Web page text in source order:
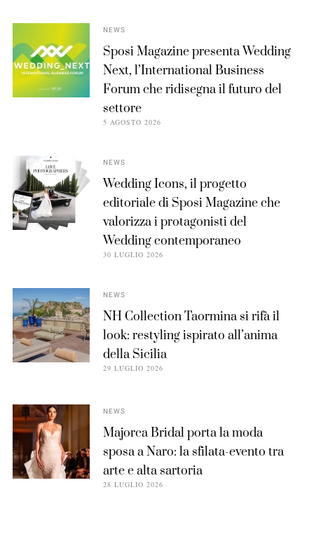
NEWS
Sposi Magazine presenta Wedding
Next, l’International Business
Forum che ridisegna il futuro del
settore
5 AGOSTO 2026
NEWS
Wedding Icons, il progetto
editoriale di Sposi Magazine che
valorizza i protagonisti del
Wedding contemporaneo
30 LUGLIO 2026
NEWS
NH Collection Taormina si rifà il
look: restyling ispirato all’anima
della Sicilia
29 LUGLIO 2026
NEWS
Majorca Bridal porta la moda
sposa a Naro: la sfilata-evento tra
arte e alta sartoria
28 LUGLIO 2026